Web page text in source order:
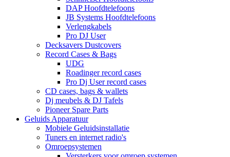
DAP Hoofdtelefoons
JB Systems Hoofdtelefoons
Verlengkabels
Pro DJ User
Decksavers Dustcovers
Record Cases & Bags
UDG
Roadinger record cases
Pro Dj User record cases
CD cases, bags & wallets
Dj meubels & DJ Tafels
Pioneer Spare Parts
Geluids Apparatuur
Mobiele Geluidsinstallatie
Tuners en internet radio's
Omroepsystemen